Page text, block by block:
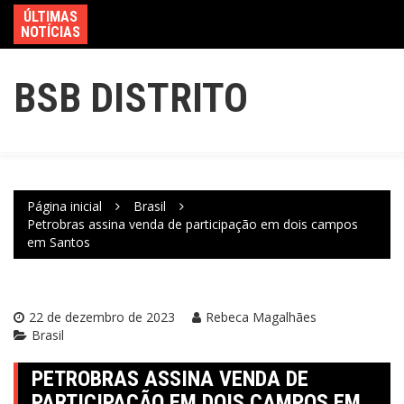
ÚLTIMAS
NOTÍCIAS
BSB DISTRITO
Página inicial
Brasil
Petrobras assina venda de participação em dois campos
em Santos
22 de dezembro de 2023
Rebeca Magalhães
Brasil
PETROBRAS ASSINA VENDA DE